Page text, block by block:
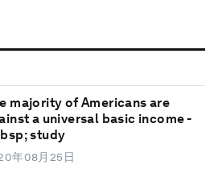
majority of Americans are
a universal basic income -
study
年08月25日